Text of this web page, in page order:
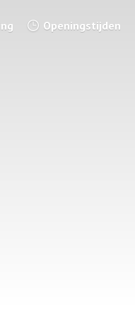
Openingstijden